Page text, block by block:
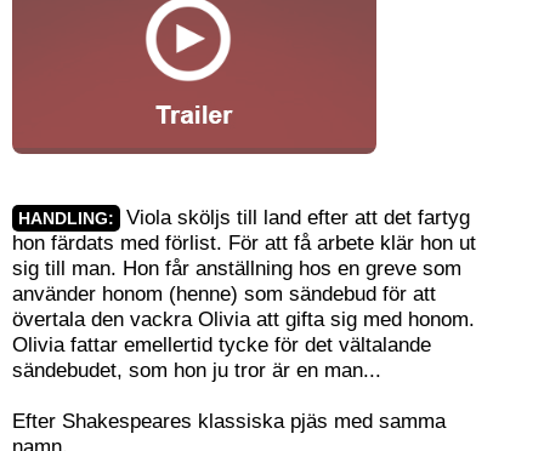
HANDLING:
Viola sköljs till land efter att det fartyg
hon färdats med förlist. För att få arbete klär hon ut
sig till man. Hon får anställning hos en greve som
använder honom (henne) som sändebud för att
övertala den vackra Olivia att gifta sig med honom.
Olivia fattar emellertid tycke för det vältalande
sändebudet, som hon ju tror är en man...
Efter Shakespeares klassiska pjäs med samma